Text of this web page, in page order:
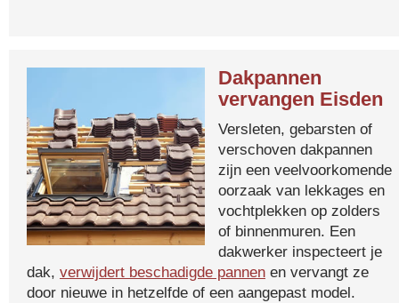
Dakpannen
vervangen Eisden
Versleten, gebarsten of
verschoven dakpannen
zijn een veelvoorkomende
oorzaak van lekkages en
vochtplekken op zolders
of binnenmuren. Een
dakwerker inspecteert je
dak, verwijdert beschadigde pannen en vervangt ze
door nieuwe in hetzelfde of een aangepast model.